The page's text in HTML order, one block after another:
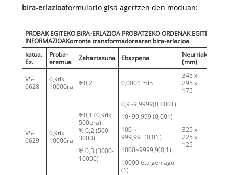
bira-erlazioaformulario gisa agertzen den moduan:
PROBAK EGITEKO BIRA-ERLAZIOA PROBATZEKO ORDENAK EGITEKO
INFORMAZIOAKorronte transformadorearen bira-erlazioa
katua.
Ez.
Proba-
eremua
Zehaztasuna Ebazpena
Neurriak
(mm)
VS-
6628
0,9tik
10000ra
%0,2 0,0001 min
345 x
295 x
175
VS-
6629
0,9tik
10000ra
%0,1 (0,9tik
500era)
% 0,2 (500-
3000)
% 0,3 (3000-
10000)
0,9~9,9999(0,0001)
10~99,999 (0,001)
100～
999,99（0,01）
1000~9999,9(0,1)
10000 eta gehiago
(1)
325 x
225 x
125